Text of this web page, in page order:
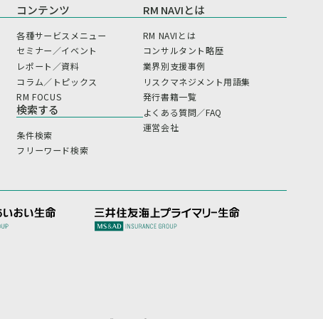
コンテンツ
各種サービスメニュー
セミナー／イベント
レポート／資料
コラム／トピックス
RM FOCUS
検索する
条件検索
フリーワード検索
RM NAVIとは
RM NAVIとは
コンサルタント略歴
業界別支援事例
リスクマネジメント用語集
発行書籍一覧
よくある質問／FAQ
運営会社